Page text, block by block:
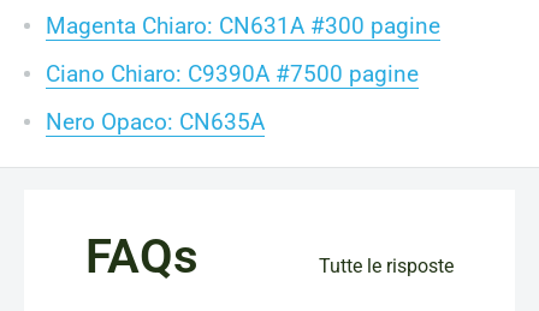
Magenta Chiaro: CN631A #300 pagine
Ciano Chiaro: C9390A #7500 pagine
Nero Opaco: CN635A
FAQs Tutte le risposte